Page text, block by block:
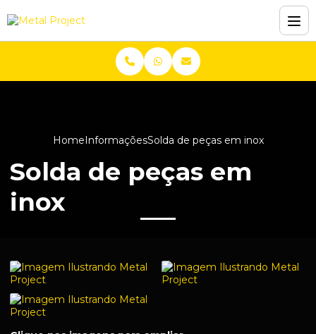
HomeInformaçõesSolda de peças em inox
Solda de peças em
inox